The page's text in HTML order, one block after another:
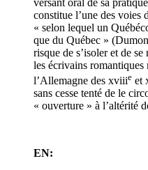
constitue l’une des voies
« selon lequel un
que du Québec »
risque de s’isoler et de
les écrivains romantiques
l’Allemagne des xviiie et
sans cesse tenté de le
« ouverture » à l’altérité
EN: